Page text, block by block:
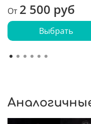
От 2 500 руб
Выбрать